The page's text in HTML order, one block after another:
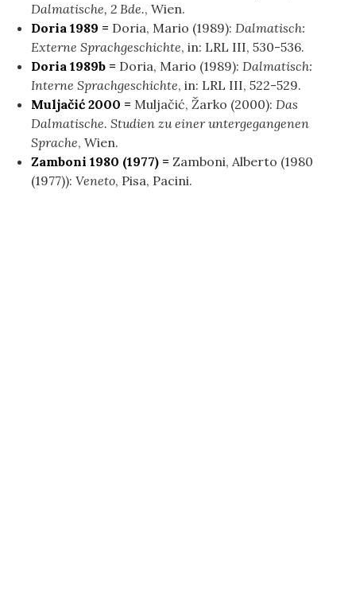
Dalmatische, 2 Bde., Wien.
Doria 1989 = Doria, Mario (1989): Dalmatisch:
Externe Sprachgeschichte, in: LRL III, 530-536.
Doria 1989b = Doria, Mario (1989): Dalmatisch:
Interne Sprachgeschichte, in: LRL III, 522-529.
Muljačić 2000 = Muljačić, Žarko (2000): Das
Dalmatische. Studien zu einer untergegangenen
Sprache, Wien.
Zamboni 1980 (1977) = Zamboni, Alberto (1980
(1977)): Veneto, Pisa, Pacini.